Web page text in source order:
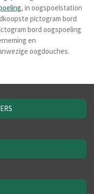
, in oogspoelstation
pictogram bord
bord oogspoeling
en
oogdouches.